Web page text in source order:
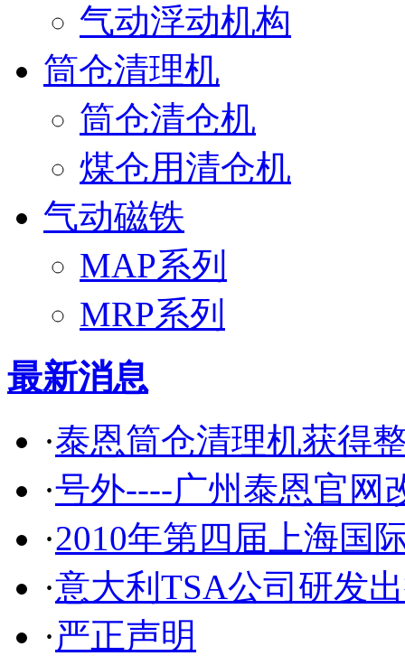
气动浮动机构
筒仓清理机
筒仓清仓机
煤仓用清仓机
气动磁铁
MAP系列
MRP系列
最新消息
·泰恩筒仓清理机获得
·号外----广州泰恩官网
·2010年第四届上海国
·意大利TSA公司研发
·严正声明